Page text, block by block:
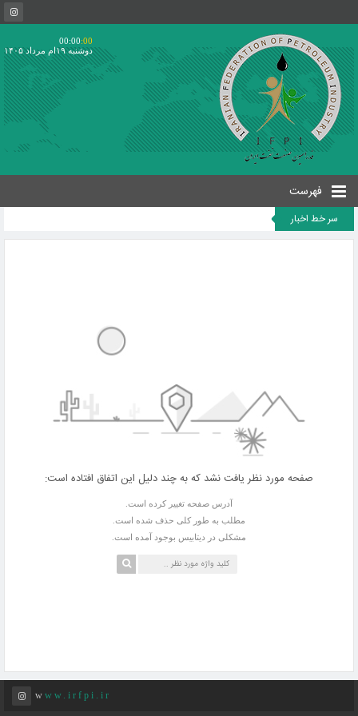
00:00:00
دوشنبه ۱۹ام مرداد ۱۴۰۵
فهرست
سر خط اخبار
صفحه مورد نظر یافت نشد که به چند دلیل این اتفاق افتاده است:
آدرس صفحه تغییر کرده است.
مطلب به طور کلی حذف شده است.
مشکلی در دیتابیس بوجود آمده است.
www.irfpi.ir